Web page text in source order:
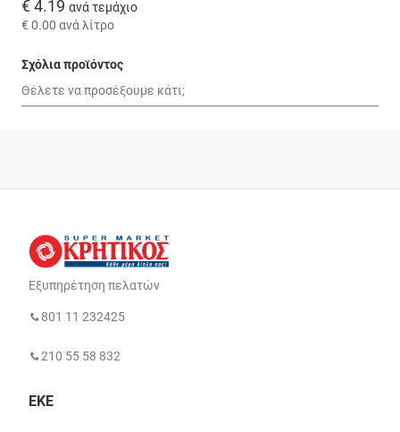
€ 4.19 ανά τεμάχιο
€ 0.00 ανά λίτρο
Σχόλια προϊόντος
Εξυπηρέτηση πελατών
801 11 232425
210 55 58 832
ΕΚΕ